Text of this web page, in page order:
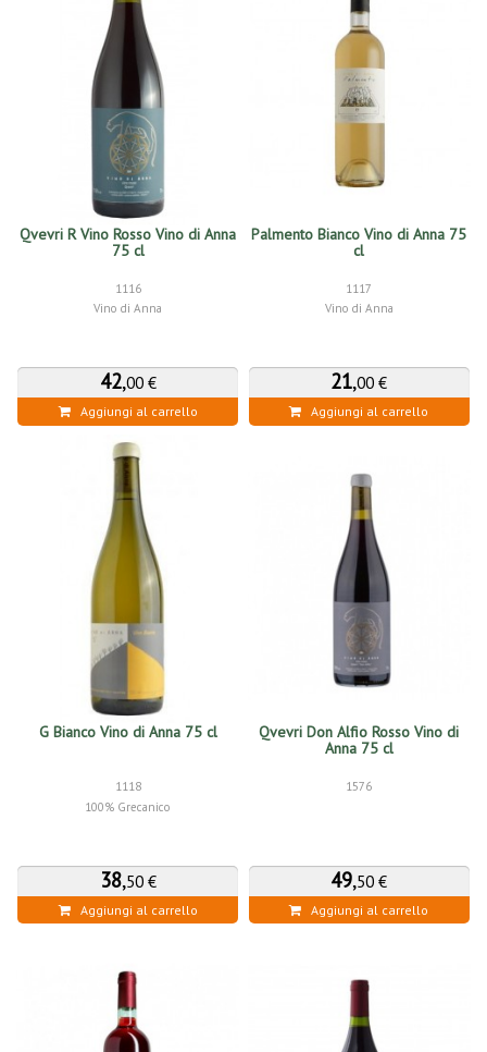
Qvevri R Vino Rosso Vino di Anna
75 cl
1116
Vino di Anna
42,00 €
Aggiungi al carrello
Palmento Bianco Vino di Anna 75
cl
1117
Vino di Anna
21,00 €
Aggiungi al carrello
G Bianco Vino di Anna 75 cl
1118
100% Grecanico
38,50 €
Aggiungi al carrello
Qvevri Don Alfio Rosso Vino di
Anna 75 cl
1576
49,50 €
Aggiungi al carrello